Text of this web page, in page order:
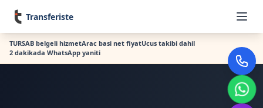
Transferiste
TURSAB belgeli hizmetArac basi net fiyatUcus takibi dahil
2 dakikada WhatsApp yaniti